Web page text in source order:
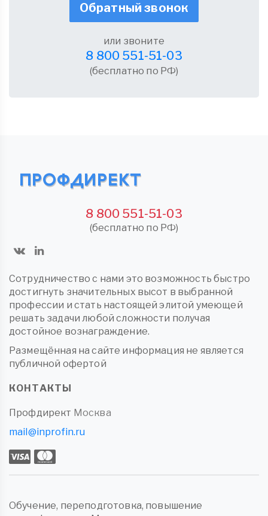
Обратный звонок
или звоните
8 800 551-51-03
(бесплатно по РФ)
8 800 551-51-03
(бесплатно по РФ)
Сотрудничество с нами это возможность быстро
достигнуть значительных высот в выбранной
профессии и стать настоящей элитой умеющей
решать задачи любой сложности получая
достойное вознаграждение.
Размещённая на сайте информация не является
публичной офертой
КОНТАКТЫ
Профдирект Москва
mail@inprofin.ru
Обучение, переподготовка, повышение